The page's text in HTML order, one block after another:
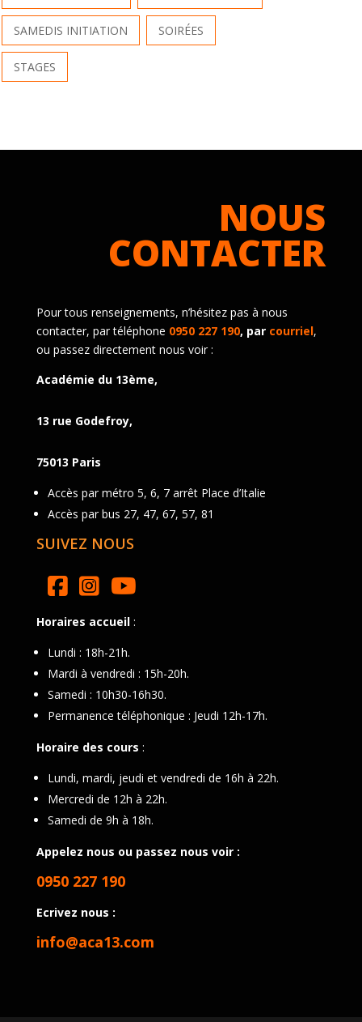
SAMEDIS INITIATION SOIRÉES
STAGES
NOUS
CONTACTER
Pour tous renseignements, n’hésitez pas à nous
contacter, par téléphone 0950 227 190, par courriel,
ou passez directement nous voir :
Académie du 13ème,
13 rue Godefroy,
75013 Paris
Accès par métro 5, 6, 7 arrêt Place d’Italie
Accès par bus 27, 47, 67, 57, 81
SUIVEZ NOUS
Horaires accueil:
Lundi : 18h-21h.
Mardi à vendredi : 15h-20h.
Samedi : 10h30-16h30.
Permanence téléphonique : Jeudi 12h-17h.
Horaire des cours :
Lundi, mardi, jeudi et vendredi de 16h à 22h.
Mercredi de 12h à 22h.
Samedi de 9h à 18h.
Appelez nous ou passez nous voir :
0950 227 190
Ecrivez nous :
info@aca13.com